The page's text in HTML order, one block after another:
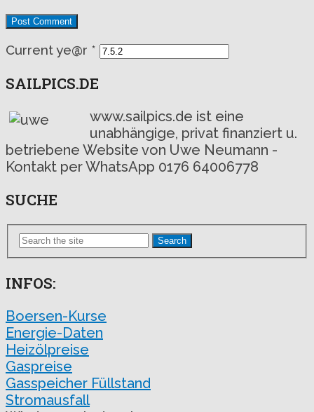
Current ye@r *
SAILPICS.DE
www.sailpics.de ist eine
unabhängige, privat finanziert u.
betriebene Website von Uwe Neumann -
Kontakt per WhatsApp 0176 64006778
SUCHE
Search
INFOS:
Boersen-Kurse
Energie-Daten
Heizölpreise
Gaspreise
Gasspeicher Füllstand
Stromausfall